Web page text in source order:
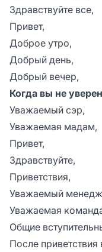
Здравствуйте все,
Привет,
Доброе утро,
Добрый день,
Добрый вечер,
Когда вы не
Уважаемый сэр,
Уважаемая мадам,
Привет,
Здравствуйте,
Приветствия,
Уважаемый
Уважаемая
Общие
После